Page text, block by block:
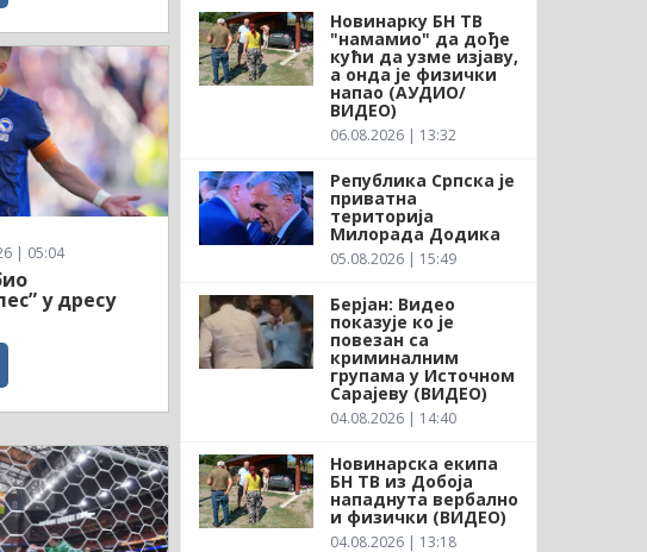
| 05:04
у дресу
Новинарку БН ТВ
"намамио" да дође
кући да узме изјаву,
а онда је физички
напао (АУДИО/
ВИДЕО)
06.08.2026 | 13:32
Република Српска је
приватна
територија
Милорада Додика
05.08.2026 | 15:49
Берјан: Видео
показује ко је
повезан са
криминалним
групама у Источном
Сарајеву (ВИДЕО)
04.08.2026 | 14:40
Новинарска екипа
БН ТВ из Добоја
нападнута вербално
и физички (ВИДЕО)
04.08.2026 | 13:18